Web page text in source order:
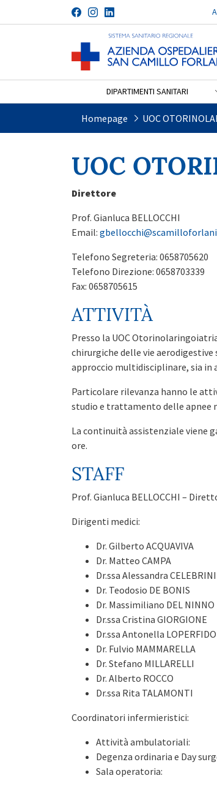
Salta al contenuto
DIPARTIMENTI SANITARI
UOC Homepage UOC
UOC
Direttore
Prof. Gianluca BELLOCCHI
Email:
Telefono Segreteria: 0658705620
Telefono Direzione: 0658703339
Fax: 0658705615
ATTIVITÀ
Presso la UOC
chirurgiche delle vie aerodigestive
approccio multidisciplinare, sia in
Particolare rilevanza hanno le
studio e trattamento delle apnee
La continuità assistenziale viene
ore.
STAFF
Prof. Gianluca BELLOCCHI –
Dirigenti medici:
Dr. Gilberto ACQUAVIVA
Dr. Matteo CAMPA
Dr.ssa Alessandra CELEBRINI
Dr. Teodosio DE BONIS
Dr. Massimiliano DEL NINNO
Dr.ssa Cristina GIORGIONE
Dr.ssa Antonella LOPERFIDO
Dr. Fulvio MAMMARELLA
Dr. Stefano MILLARELLI
Dr. Alberto ROCCO
Dr.ssa Rita TALAMONTI
Coordinatori infermieristici:
Attività ambulatoriali:
Degenza ordinaria e Day
Sala operatoria: